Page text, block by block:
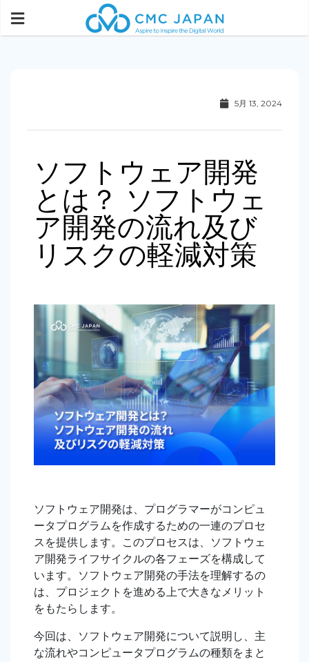
5月 13, 2024
ソフトウェア開発
とは？ ソフトウェ
ア開発の流れ及び
リスクの軽減対策
ソフトウェア開発は、プログラマーがコンピュ
ータプログラムを作成するための一連のプロセ
スを提供します。このプロセスは、ソフトウェ
ア開発ライフサイクルの各フェーズを構成して
います。ソフトウェア開発の手法を理解するの
は、プロジェクトを進める上で大きなメリット
をもたらします。
今回は、ソフトウェア開発について説明し、主
な流れやコンピュータプログラムの種類をまと